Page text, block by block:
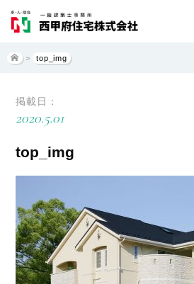
> top_img
掲載日：
2020.5.01
top_img